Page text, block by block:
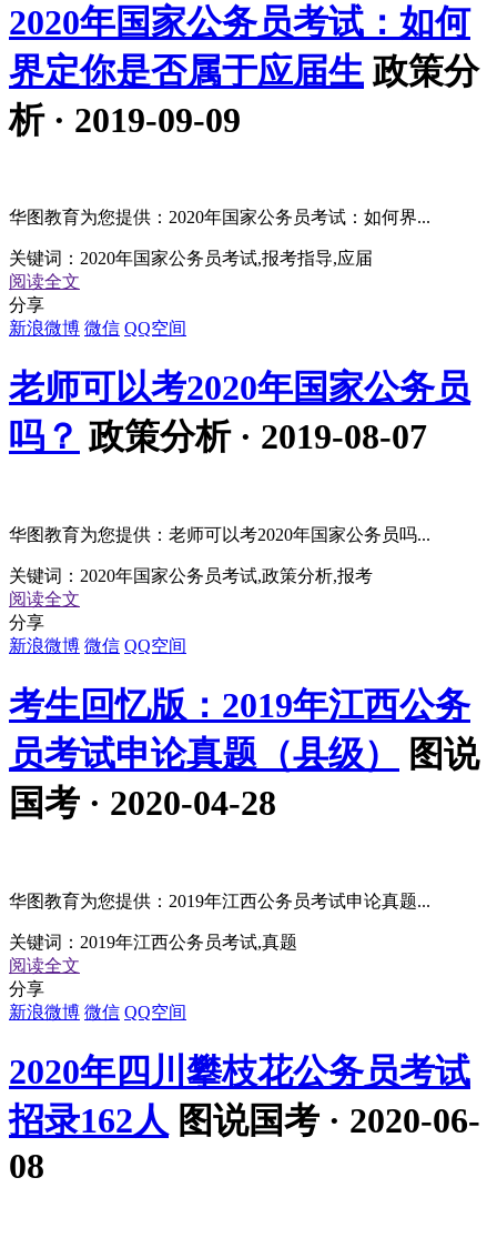
2020年国家公务员考试：如何
界定你是否属于应届生 政策分
析 · 2019-09-09
华图教育为您提供：2020年国家公务员考试：如何界...
关键词： 2020年国家公务员考试,报考指导,应届
阅读全文
分享
新浪微博 微信 QQ空间
老师可以考2020年国家公务员
吗？ 政策分析 · 2019-08-07
华图教育为您提供：老师可以考2020年国家公务员吗...
关键词： 2020年国家公务员考试,政策分析,报考
阅读全文
分享
新浪微博 微信 QQ空间
考生回忆版：2019年江西公务
员考试申论真题（县级）
图说
国考 · 2020-04-28
华图教育为您提供：2019年江西公务员考试申论真题...
关键词： 2019年江西公务员考试,真题
阅读全文
分享
新浪微博 微信 QQ空间
2020年四川攀枝花公务员考试
招录162人 图说国考 · 2020-06-
08